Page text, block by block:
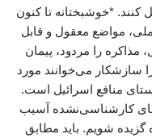
کنند. *خوشبختانه تا کنون
مواضع معقول و قابل
مذاکره را مردود، پیمان
سازشکار می‌خوانند مورد
منافع اسرائیل است.
کارشناسی‌نشده آسیب
گزیده شویم. باید مطابق